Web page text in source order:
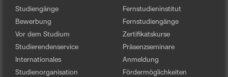
Studiengänge
Bewerbung
Vor dem Studium
Studierendenservice
Internationales
Studienorganisation
Fernstudieninstitut
Fernstudiengänge
Zertifikatskurse
Präsenzseminare
Anmeldung
Fördermöglichkeiten